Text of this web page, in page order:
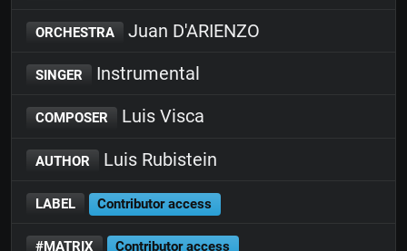
ORCHESTRA Juan D'ARIENZO
SINGER Instrumental
COMPOSER Luis Visca
AUTHOR Luis Rubistein
LABEL Contributor access
#MATRIX Contributor access